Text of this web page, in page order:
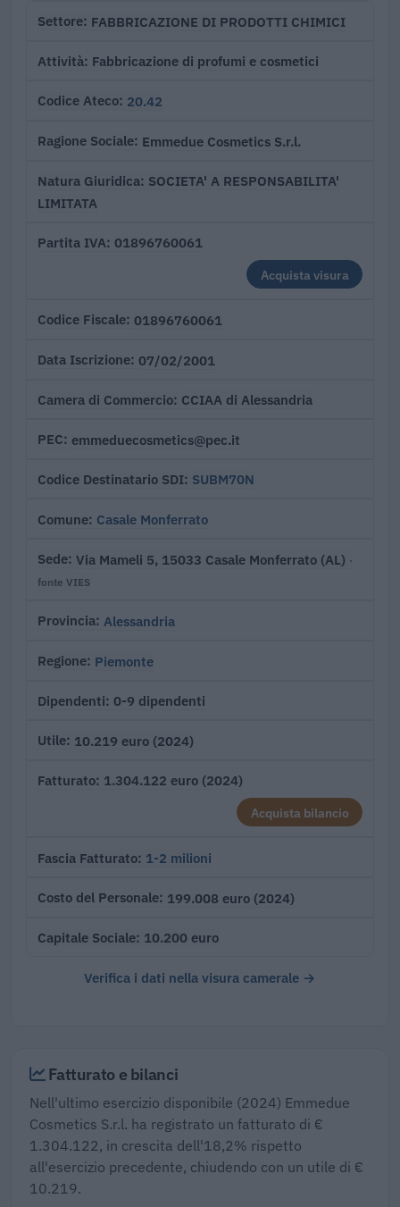
Settore FABBRICAZIONE DI PRODOTTI CHIMICI
Attività Fabbricazione di profumi e cosmetici
Codice Ateco 20.42
Ragione Sociale Emmedue Cosmetics S.r.l.
Natura Giuridica SOCIETA' A RESPONSABILITA'
LIMITATA
Partita IVA 01896760061
Acquista visura
Codice Fiscale 01896760061
Data Iscrizione 07/02/2001
Camera di Commercio CCIAA di Alessandria
PEC emmeduecosmetics@pec.it
Codice Destinatario SDI SUBM70N
Comune Casale Monferrato
Sede Via Mameli 5, 15033 Casale Monferrato (AL) ·
fonte VIES
Provincia Alessandria
Regione Piemonte
Dipendenti 0-9 dipendenti
Utile 10.219 euro (2024)
Fatturato 1.304.122 euro (2024)
Acquista bilancio
Fascia Fatturato 1-2 milioni
Costo del Personale 199.008 euro (2024)
Capitale Sociale 10.200 euro
Verifica i dati nella visura camerale →
Fatturato e bilanci
Nell'ultimo esercizio disponibile (2024) Emmedue
Cosmetics S.r.l. ha registrato un fatturato di €
1.304.122, in crescita dell'18,2% rispetto
all'esercizio precedente, chiudendo con un utile di €
10.219.